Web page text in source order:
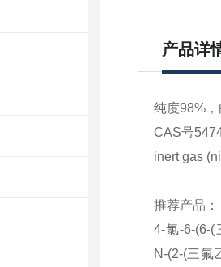
产品详
纯度98%
CAS号
inert gas
推荐产品：
4-氯-6-(6-(
N-(2-(三氟